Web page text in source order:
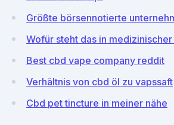
Größte börsennotierte
Wofür steht das in medizinischer
Best cbd vape company reddit
Verhältnis von cbd öl zu vapssaft
Cbd pet tincture in meiner nähe